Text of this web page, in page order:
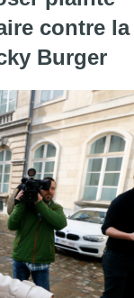
contre la
Burger